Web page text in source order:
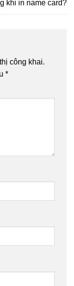
khi in name card?
công khai.
*